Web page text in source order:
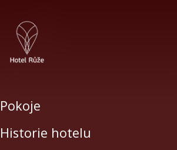
Pokoje
Historie hotelu